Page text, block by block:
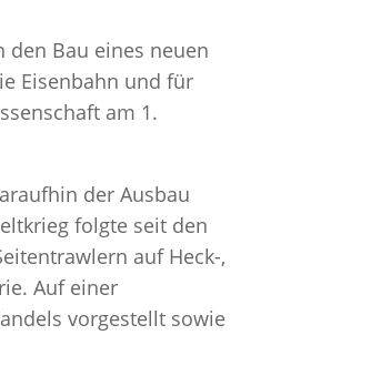
den Bau eines neuen
Eisenbahn und für
am 1.
der Ausbau
folgte seit den
auf Heck-,
Auf einer
vorgestellt sowie